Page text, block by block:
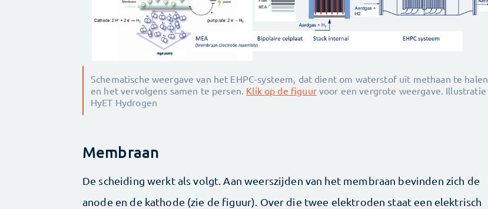
Schematische weergave van het EHPC-systeem, dat dient om waterstof uit methaan te halen
en het vervolgens samen te persen. Klik op de figuurvoor een vergrote weergave. Illustratie
HyET Hydrogen
Membraan
De scheiding werkt als volgt. Aan weerszijden van het membraan bevinden zich de
anode en de kathode (zie de figuur). Over die twee elektroden staat een elektrisch